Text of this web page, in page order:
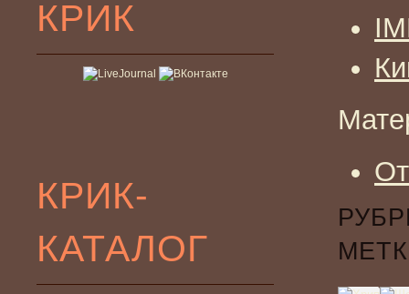
КРИК
КРИК-
КАТАЛОГ